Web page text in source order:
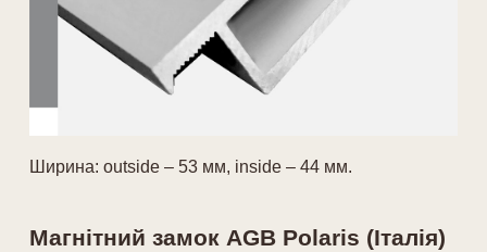
Ширина: outside – 53 мм, inside – 44 мм.
Магнітний замок AGB Polaris (Італія)